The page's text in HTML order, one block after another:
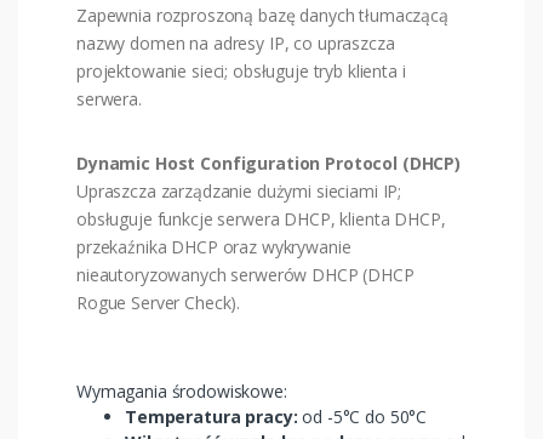
Zapewnia rozproszoną bazę danych tłumaczącą
nazwy domen na adresy IP, co upraszcza
projektowanie sieci; obsługuje tryb klienta i
serwera.
Dynamic Host Configuration Protocol (DHCP)
Upraszcza zarządzanie dużymi sieciami IP;
obsługuje funkcje serwera DHCP, klienta DHCP,
przekaźnika DHCP oraz wykrywanie
nieautoryzowanych serwerów DHCP (DHCP
Rogue Server Check).
Wymagania środowiskowe:
Temperatura pracy: od -5°C do 50°C